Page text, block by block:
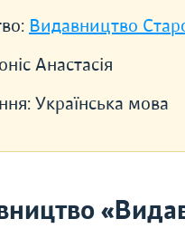
Видавництво
Анастасія
Українська мова